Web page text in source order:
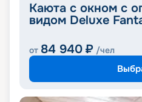
Каюта с окном с
видом Deluxe
от 84 940 ₽ /чел